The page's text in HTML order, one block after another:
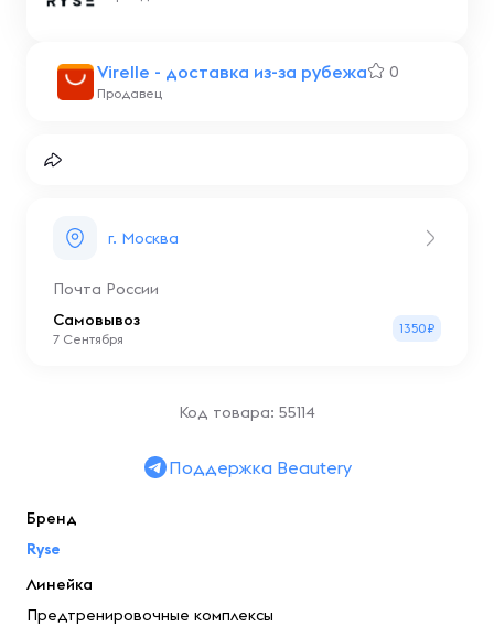
Virelle - доставка из-за рубежа 0
Продавец
г. Москва
Почта России
Самовывоз
7 Сентября
1350₽
Код товара: 55114
Поддержка Beautery
Бренд
Ryse
Линейка
Предтренировочные комплексы